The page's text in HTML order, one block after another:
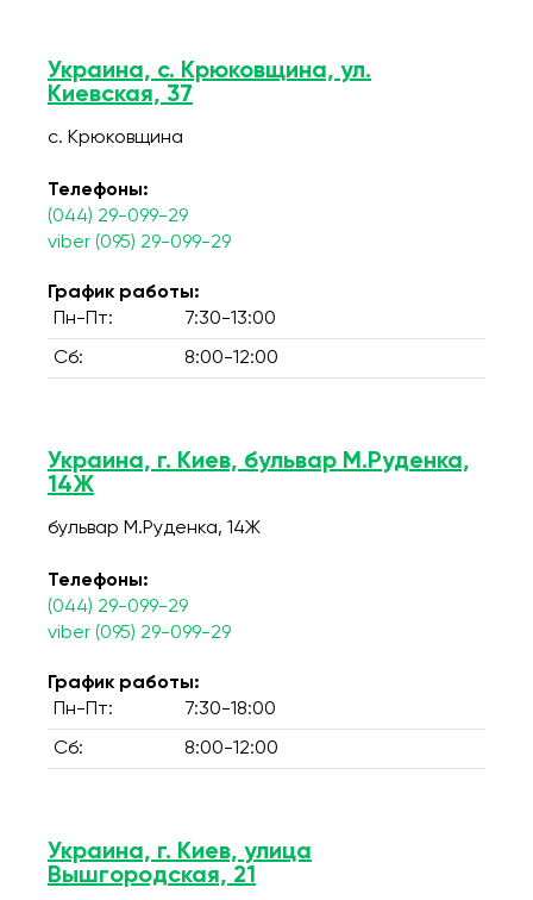
Украина, с. Крюковщина, ул.
Киевская, 37
с. Крюковщина
Телефоны:
(044) 29-099-29
viber (095) 29-099-29
График работы:
Пн-Пт:
7:30-13:00
Сб: 8:00-12:00
Украина, г. Киев, бульвар М.Руденка,
14Ж
бульвар М.Руденка, 14Ж
Телефоны:
(044) 29-099-29
viber (095) 29-099-29
График работы:
Пн-Пт:
7:30-18:00
Сб: 8:00-12:00
Украина, г. Киев, улица
Вышгородская, 21